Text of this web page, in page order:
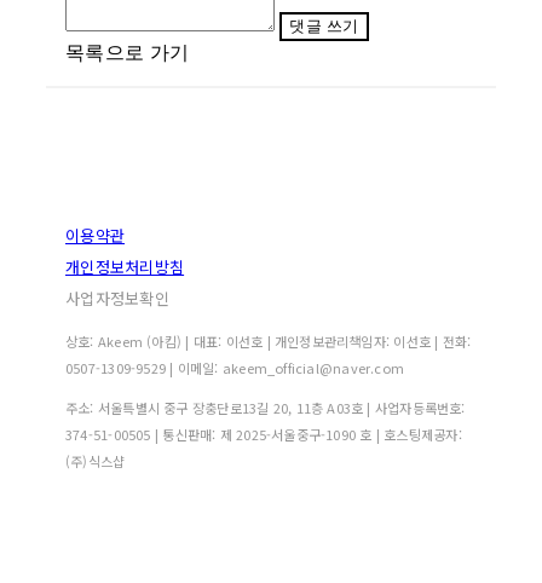
댓글 쓰기
목록으로 가기
이용약관
개인정보처리방침
사업자정보확인
상호: Akeem (아킴) | 대표: 이선호 | 개인정보관리책임자: 이선호 | 전화:
0507-1309-9529 | 이메일: akeem_official@naver.com
주소: 서울특별시 중구 장충단로13길 20, 11층 A03호 | 사업자등록번호:
374-51-00505 | 통신판매: 제 2025-서울중구-1090 호 | 호스팅제공자:
(주)식스샵